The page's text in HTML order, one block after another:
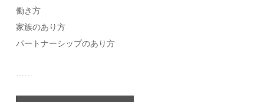
働き方
家族のあり方
パートナーシップのあり方
……